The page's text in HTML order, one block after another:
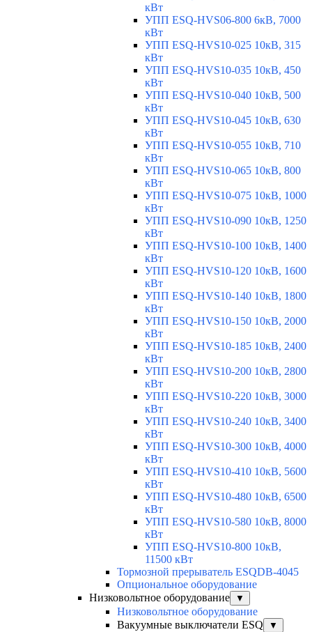
кВт
УПП ESQ-HVS06-800 6кВ, 7000
кВт
УПП ESQ-HVS10-025 10кВ, 315
кВт
УПП ESQ-HVS10-035 10кВ, 450
кВт
УПП ESQ-HVS10-040 10кВ, 500
кВт
УПП ESQ-HVS10-045 10кВ, 630
кВт
УПП ESQ-HVS10-055 10кВ, 710
кВт
УПП ESQ-HVS10-065 10кВ, 800
кВт
УПП ESQ-HVS10-075 10кВ, 1000
кВт
УПП ESQ-HVS10-090 10кВ, 1250
кВт
УПП ESQ-HVS10-100 10кВ, 1400
кВт
УПП ESQ-HVS10-120 10кВ, 1600
кВт
УПП ESQ-HVS10-140 10кВ, 1800
кВт
УПП ESQ-HVS10-150 10кВ, 2000
кВт
УПП ESQ-HVS10-185 10кВ, 2400
кВт
УПП ESQ-HVS10-200 10кВ, 2800
кВт
УПП ESQ-HVS10-220 10кВ, 3000
кВт
УПП ESQ-HVS10-240 10кВ, 3400
кВт
УПП ESQ-HVS10-300 10кВ, 4000
кВт
УПП ESQ-HVS10-410 10кВ, 5600
кВт
УПП ESQ-HVS10-480 10кВ, 6500
кВт
УПП ESQ-HVS10-580 10кВ, 8000
кВт
УПП ESQ-HVS10-800 10кВ,
11500 кВт
Тормозной прерыватель ESQDB-4045
Опциональное оборудование
Низковольтное оборудование
▼
Низковольтное оборудование
Вакуумные выключатели ESQ
▼